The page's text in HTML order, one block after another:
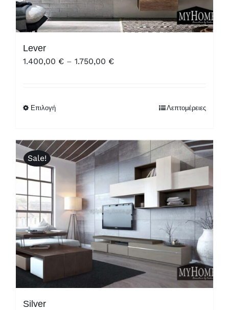
Lever
1.400,00 € – 1.750,00 €Price
Επιλογή Λεπτομέρειες
Sale!
Silver